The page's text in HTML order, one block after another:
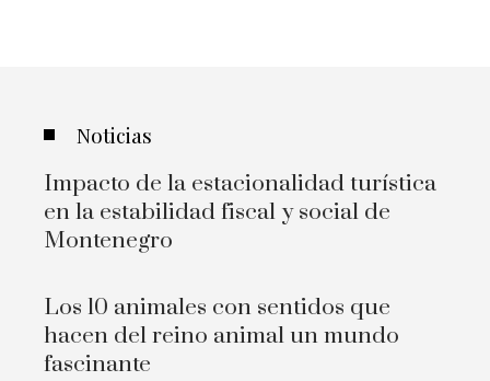
Noticias
Impacto de la estacionalidad turística
en la estabilidad fiscal y social de
Montenegro
Los 10 animales con sentidos que
hacen del reino animal un mundo
fascinante